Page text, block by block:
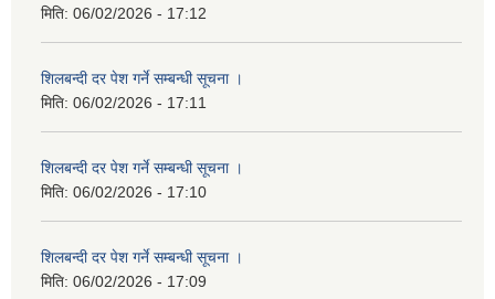
मिति: 06/02/2026 - 17:12
शिलबन्दी दर पेश गर्ने सम्बन्धी सूचना ।
मिति: 06/02/2026 - 17:11
शिलबन्दी दर पेश गर्ने सम्बन्धी सूचना ।
मिति: 06/02/2026 - 17:10
शिलबन्दी दर पेश गर्ने सम्बन्धी सूचना ।
मिति: 06/02/2026 - 17:09